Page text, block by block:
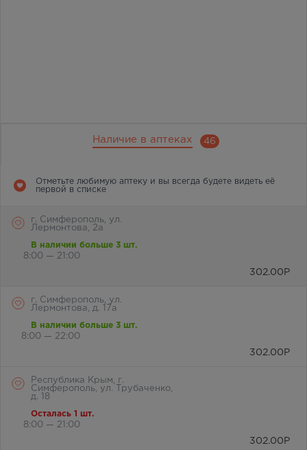
Наличие в аптеках 46
Отметьте любимую аптеку и вы всегда будете видеть её
первой в списке
г. Симферополь, ул.
Лермонтова, 2а
В наличии больше 3 шт.
8:00 — 21:00
302.00 Р
г. Симферополь, ул.
Лермонтова, д. 17а
В наличии больше 3 шт.
8:00 — 22:00
302.00 Р
Республика Крым, г.
Симферополь, ул. Трубаченко,
д. 18
Осталась 1 шт.
8:00 — 21:00
302.00 Р